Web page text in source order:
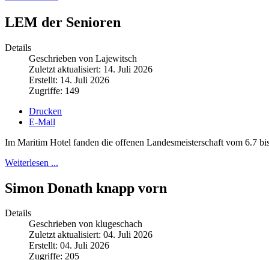
LEM der Senioren
Details
Geschrieben von Lajewitsch
Zuletzt aktualisiert: 14. Juli 2026
Erstellt: 14. Juli 2026
Zugriffe: 149
Drucken
E-Mail
Im Maritim Hotel fanden die offenen Landesmeisterschaft vom 6.7
Weiterlesen ...
Simon Donath knapp vorn
Details
Geschrieben von klugeschach
Zuletzt aktualisiert: 04. Juli 2026
Erstellt: 04. Juli 2026
Zugriffe: 205